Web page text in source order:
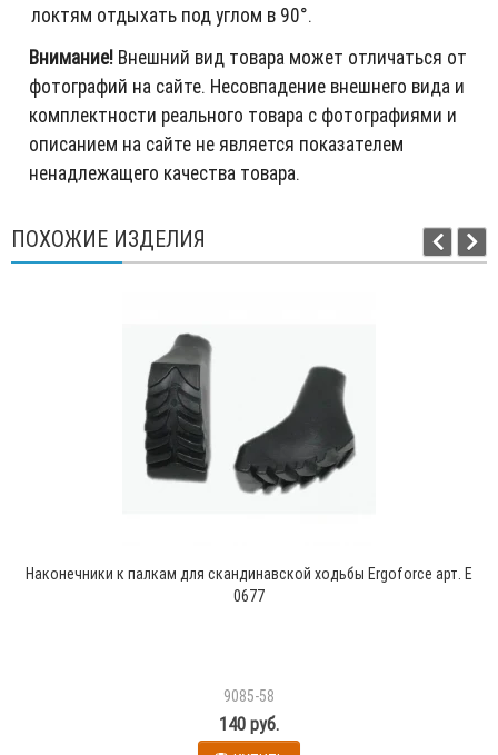
локтям отдыхать под углом в 90°.
Внимание! Внешний вид товара может отличаться от
фотографий на сайте. Несовпадение внешнего вида и
комплектности реального товара с фотографиями и
описанием на сайте не является показателем
ненадлежащего качества товара.
ПОХОЖИЕ ИЗДЕЛИЯ
Наконечники к палкам для скандинавской ходьбы Ergoforce арт. Е
0677
9085-58
140 руб.